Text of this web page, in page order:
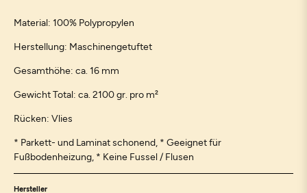
Material: 100% Polypropylen
Herstellung: Maschinengetuftet
Gesamthöhe: ca. 16 mm
Gewicht Total: ca. 2100 gr. pro m²
Rücken: Vlies
* Parkett- und Laminat schonend, * Geeignet für
Fußbodenheizung, * Keine Fussel / Flusen
Hersteller